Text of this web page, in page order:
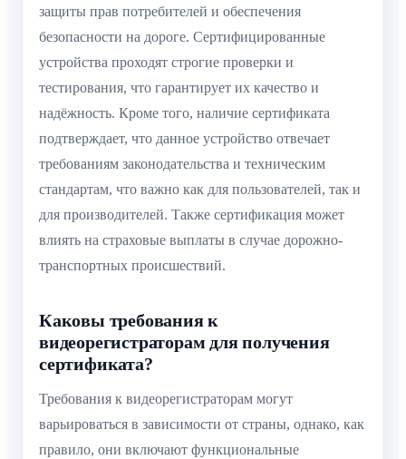
защиты прав потребителей и обеспечения
безопасности на дороге. Сертифицированные
устройства проходят строгие проверки и
тестирования, что гарантирует их качество и
надёжность. Кроме того, наличие сертификата
подтверждает, что данное устройство отвечает
требованиям законодательства и техническим
стандартам, что важно как для пользователей, так и
для производителей. Также сертификация может
влиять на страховые выплаты в случае дорожно-
транспортных происшествий.
Каковы требования к
видеорегистраторам для получения
сертификата?
Требования к видеорегистраторам могут
варьироваться в зависимости от страны, однако, как
правило, они включают функциональные